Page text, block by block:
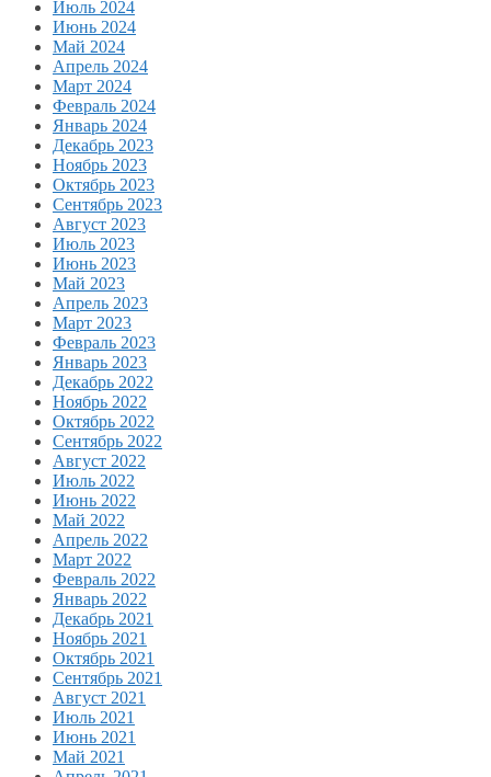
Июль 2024
Июнь 2024
Май 2024
Апрель 2024
Март 2024
Февраль 2024
Январь 2024
Декабрь 2023
Ноябрь 2023
Октябрь 2023
Сентябрь 2023
Август 2023
Июль 2023
Июнь 2023
Май 2023
Апрель 2023
Март 2023
Февраль 2023
Январь 2023
Декабрь 2022
Ноябрь 2022
Октябрь 2022
Сентябрь 2022
Август 2022
Июль 2022
Июнь 2022
Май 2022
Апрель 2022
Март 2022
Февраль 2022
Январь 2022
Декабрь 2021
Ноябрь 2021
Октябрь 2021
Сентябрь 2021
Август 2021
Июль 2021
Июнь 2021
Май 2021